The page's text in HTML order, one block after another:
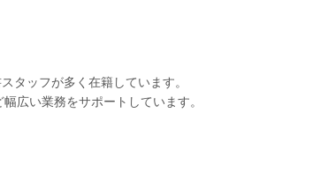
タッフが多く在籍しています。
広い業務をサポートしています。